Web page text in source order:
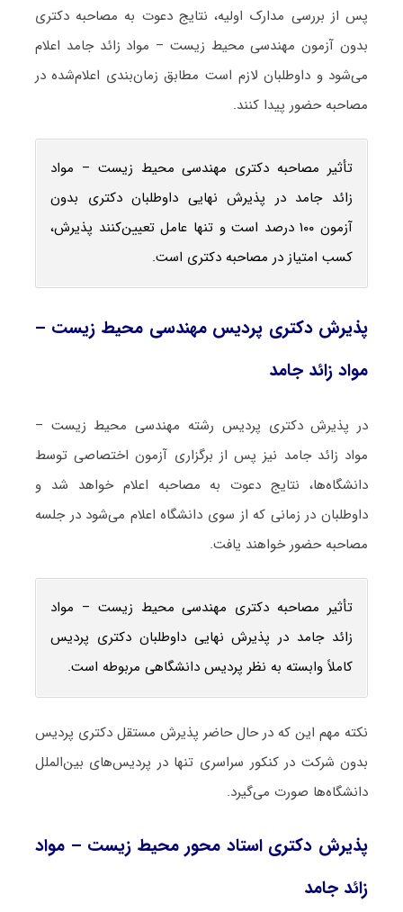
پس از بررسی مدارک اولیه، نتایج دعوت به مصاحبه دکتری
بدون آزمون مهندسی محیط‌ زیست – مواد زائد جامد اعلام
می‌شود و داوطلبان لازم است مطابق زمان‌بندی اعلام‌شده در
مصاحبه حضور پیدا کنند.
تأثیر مصاحبه دکتری مهندسی محیط‌ زیست – مواد
زائد جامد در پذیرش نهایی داوطلبان دکتری بدون
آزمون ۱۰۰ درصد است و تنها عامل تعیین‌کنند پذیرش،
کسب امتیاز در مصاحبه دکتری است.
پذیرش دکتری پردیس مهندسی محیط‌ زیست –
مواد زائد جامد
در پذیرش دکتری پردیس رشته مهندسی محیط‌ زیست –
مواد زائد جامد نیز پس از برگزاری آزمون اختصاصی توسط
دانشگاه‌ها، نتایج دعوت به مصاحبه اعلام خواهد شد و
داوطلبان در زمانی که از سوی دانشگاه اعلام می‌شود در جلسه
مصاحبه حضور خواهند یافت.
تأثیر مصاحبه دکتری مهندسی محیط‌ زیست – مواد
زائد جامد در پذیرش نهایی داوطلبان دکتری پردیس
کاملاً وابسته به نظر پردیس دانشگاهی مربوطه است.
نکته مهم این که در حال حاضر پذیرش مستقل دکتری پردیس
بدون شرکت در کنکور سراسری تنها در پردیس‌های بین‌الملل
دانشگاه‌ها صورت می‌گیرد.
پذیرش دکتری استاد محور محیط‌ زیست – مواد
زائد جامد